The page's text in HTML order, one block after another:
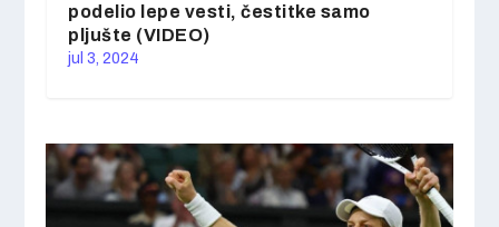
podelio lepe vesti, čestitke samo
pljušte (VIDEO)
jul 3, 2024